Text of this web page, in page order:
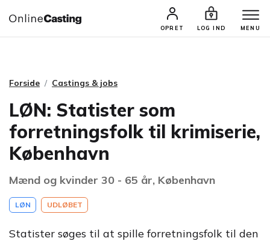
OPRET LOG IND MENU
CASTINGS & JOBS SØG PROFIL
Forside Castings & jobs
LØN: Statister som
forretningsfolk til krimiserie,
København
Mænd og kvinder 30 - 65 år, København
LØN UDLØBET
Statister søges til at spille forretningsfolk til den